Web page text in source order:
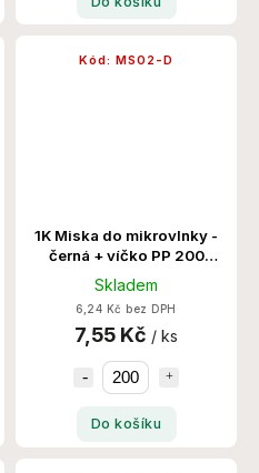
1K Miska do mikrovlnky -
černá + víčko PP 200
Set/Krt
Skladem
6,24 Kč bez DPH
7,55 Kč / ks
Do košíku
Kód: MS02-D